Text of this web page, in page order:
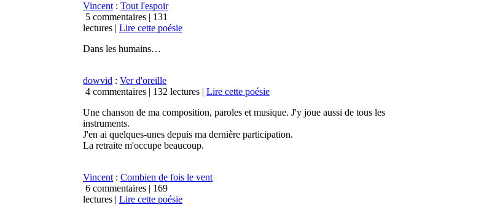
Vincent : Tout l'espoir
5 commentaires | 131
lectures | Lire cette poésie
Dans les humains…
dowvid : Ver d'oreille
4 commentaires | 132 lectures | Lire cette poésie
Une chanson de ma composition, paroles et musique. J'y joue aussi de tous les
instruments.
J'en ai quelques-unes depuis ma dernière participation.
La retraite m'occupe beaucoup.
Vincent : Combien de fois le vent
6 commentaires | 169
lectures | Lire cette poésie